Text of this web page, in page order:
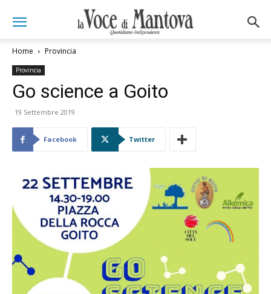
Home Provincia
Provincia
Go science a Goito
19 Settembre 2019
Facebook Twitter